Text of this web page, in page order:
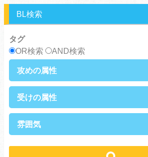
スピンオフ・外伝
ヤンキ
癒し系
サラリーマン
浮気・不倫
BL検索
タグ
OR検索
AND検索
攻めの属性
俺様攻め
硬派攻め
天然攻め
ノンケ攻め
黒髪攻め
年下攻め
受けの属性
ノンケ受け
雰囲気